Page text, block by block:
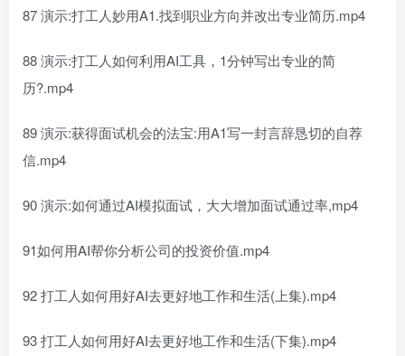
87 演示:打工人妙用A1.找到职业方向并改出专业简历.mp4
88 演示:打工人如何利用AI工具，1分钟写出专业的简
历?.mp4
89 演示:获得面试机会的法宝:用A1写一封言辞恳切的自荐
信.mp4
90 演示:如何通过AI模拟面试，大大增加面试通过率,mp4
91如何用AI帮你分析公司的投资价值.mp4
92 打工人如何用好AI去更好地工作和生活(上集).mp4
93 打工人如何用好AI去更好地工作和生活(下集).mp4